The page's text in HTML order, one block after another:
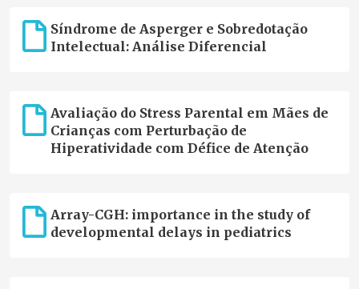
Síndrome de Asperger e Sobredotação
Intelectual: Análise Diferencial
Avaliação do Stress Parental em Mães de
Crianças com Perturbação de
Hiperatividade com Défice de Atenção
Array-CGH: importance in the study of
developmental delays in pediatrics